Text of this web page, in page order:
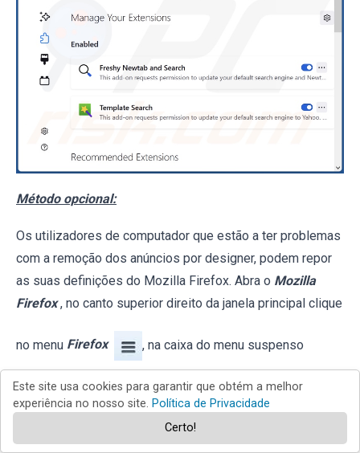
Método opcional:
Os utilizadores de computador que estão a ter problemas
com a remoção dos anúncios por designer, podem repor
as suas definições do Mozilla Firefox. Abra o Mozilla
Firefox , no canto superior direito da janela principal clique
no menu Firefox , na caixa do menu suspenso
escolhaMenu de Ajuda Aberto e selecione omenu de
Este site usa cookies para garantir que obtém a melhor
experiência no nosso site. Política de Privacidade
Certo!